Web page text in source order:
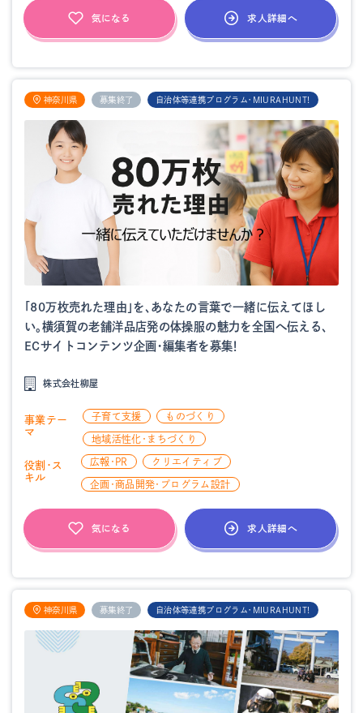
気になる 求人詳細へ
神奈川県 募集終了 自治体等連携プログラム・MIURAHUNT!
「80万枚売れた理由」を、あなたの言葉で一緒に伝えてほし
い。横須賀の老舗洋品店発の体操服の魅力を全国へ伝える、
ECサイトコンテンツ企画・編集者を募集！
株式会社柳屋
事業テー
マ
子育て支援 ものづくり
地域活性化・まちづくり
役割・ス
キル
広報・PR クリエイティブ
企画・商品開発・プログラム設計
気になる 求人詳細へ
神奈川県 募集終了 自治体等連携プログラム・MIURAHUNT!